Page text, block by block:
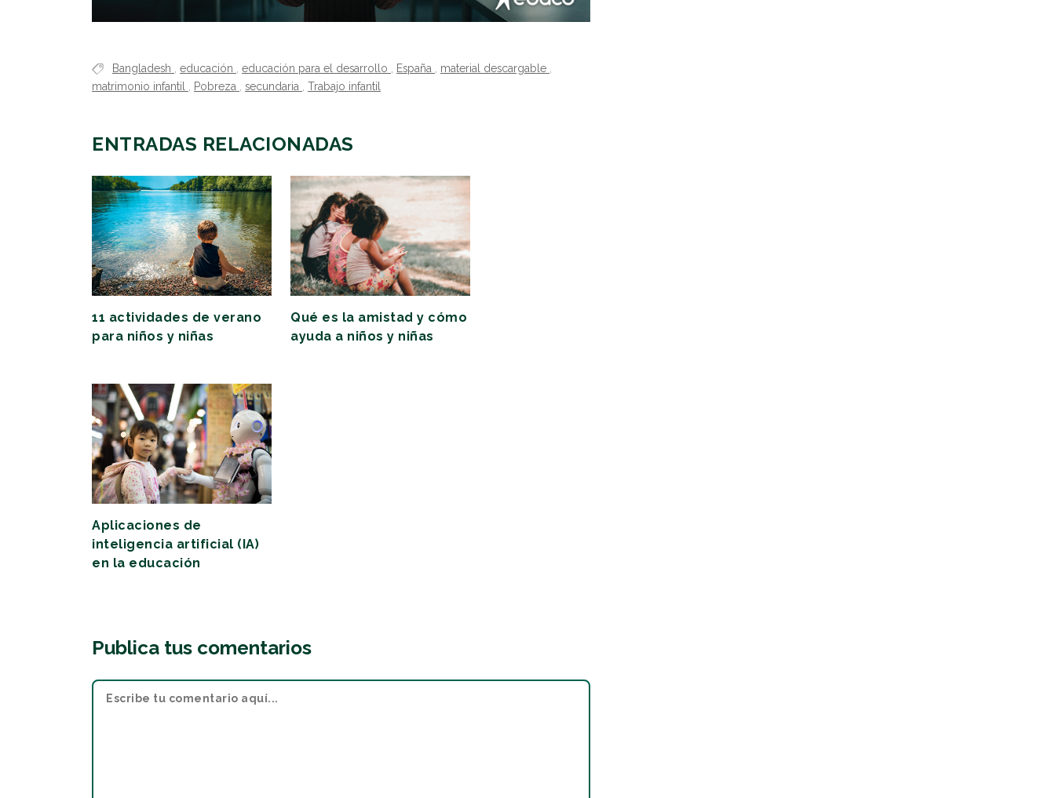
Bangladesh educación educación para el desarrollo España material descargable
matrimonio infantil , Pobreza , secundaria , Trabajo infantil
ENTRADAS RELACIONADAS
11 actividades de verano
para niños y niñas
Qué es la amistad y cómo
ayuda a niños y niñas
Aplicaciones de
inteligencia artificial (IA)
en la educación
Publica tus comentarios